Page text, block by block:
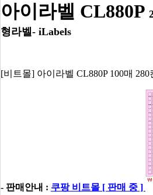
아이라벨 CL880P
형라벨- iLabels
[비트몰] 아이라벨 CL880P 100매
- 판매안내 : 쿠팡 비트몰 [ 판매 중 ]